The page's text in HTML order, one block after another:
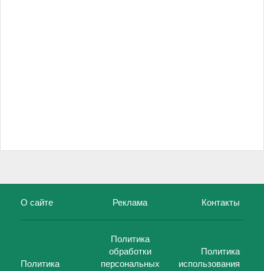
О сайте Реклама Контакты
Политика
Политика
обработки
персональных
Политика
использования